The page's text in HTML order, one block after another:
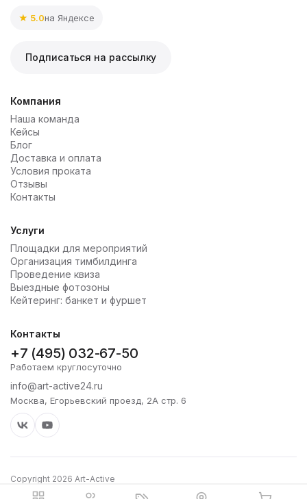
★ 5.0на Яндексе
Подписаться на рассылку
Компания
Наша команда
Кейсы
Блог
Доставка и оплата
Условия проката
Отзывы
Контакты
Услуги
Площадки для мероприятий
Организация тимбилдинга
Проведение квиза
Выездные фотозоны
Кейтеринг: банкет и фуршет
Контакты
+7 (495) 032-67-50
Работаем круглосуточно
info@art-active24.ru
Москва, Егорьевский проезд, 2А стр. 6
Copyright 2026 Art-Active
Политика конфиденциальности